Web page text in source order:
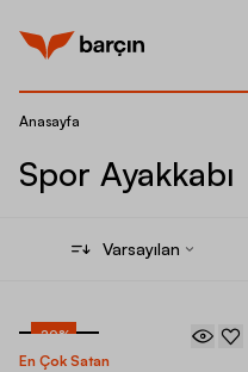
Anasayfa
Spor Ayakkabı
Varsayılan
-20%
En Çok Satan